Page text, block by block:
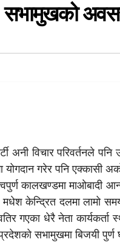
सभामुखको
अनी विचार परिवर्तनले
गरेर पनि एक्कासी
कालखण्डमा माओबादी
मधेश केन्द्रित दलमा लामो
गएका धेरै नेता कार्यकर्ता
सभामुखमा बिजयी पुर्ण